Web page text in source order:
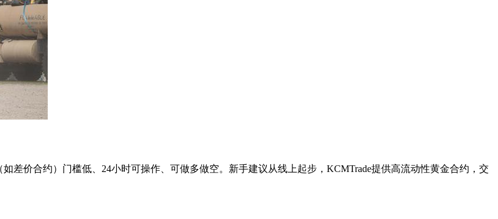
差价合约）门槛低、24小时可操作、可做多做空。新手建议从线上起步，KCMTrade提供高流动性黄金合约，交